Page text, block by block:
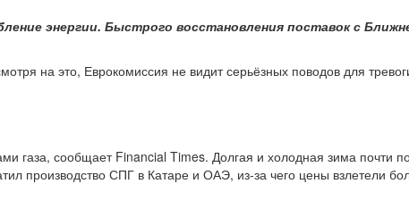
энергии. Быстрого восстановления поставок с
на это, Еврокомиссия не видит серьёзных поводов для
газа, сообщает Financial Times. Долгая и холодная зима почти
производство СПГ в Катаре и ОАЭ, из-за чего цены взлетели